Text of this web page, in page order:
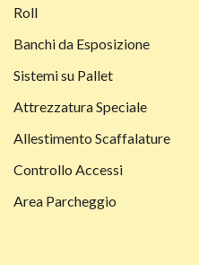
Roll
Banchi da Esposizione
Sistemi su Pallet
Attrezzatura Speciale
Allestimento Scaffalature
Controllo Accessi
Area Parcheggio